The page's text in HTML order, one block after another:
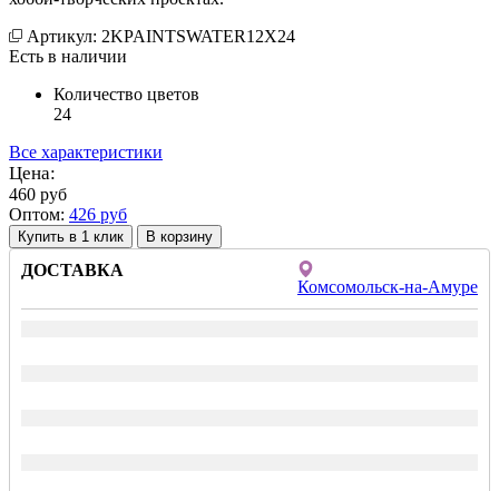
Артикул: 2KPAINTSWATER12X24
Есть в наличии
Количество цветов
24
Все характеристики
Цена:
460 руб
Оптом: 426 руб
Купить в 1 клик
ДОСТАВКА
Комсомольск-на-Амуре